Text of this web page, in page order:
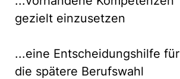
gezielt einzusetzen
...eine Entscheidungshilfe für
die spätere Berufswahl